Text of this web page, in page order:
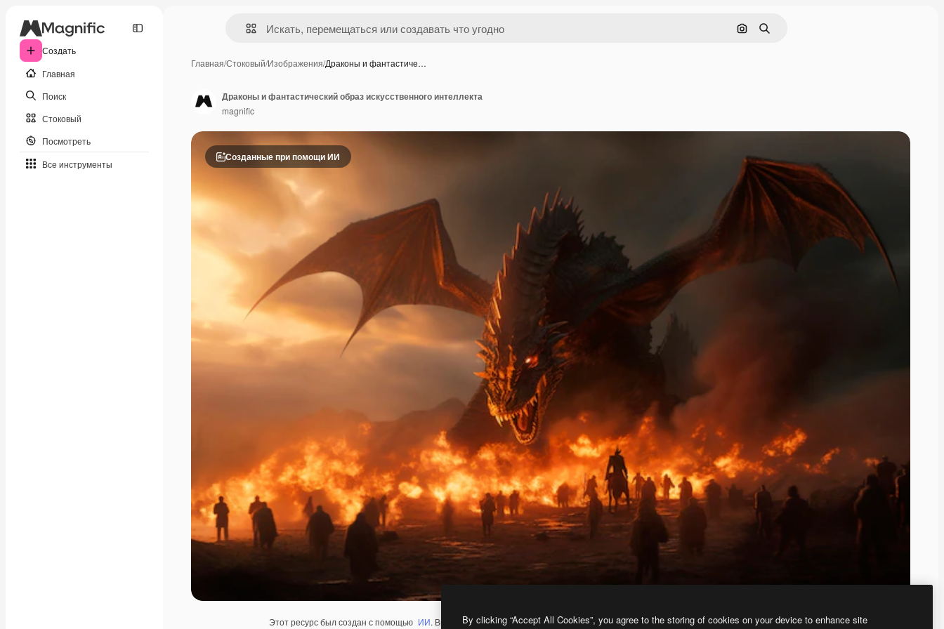
Создать
Главная
Поиск
Стоковый
Посмотреть
Все инструменты
Поиск по изображению
Поиск
Главная/Стоковый/Изображения/Драконы и фантастиче…
Созданные при помощи ИИ
Этот ресурс был создан с помощью ИИ. Вы можете создать свой собственный с помощью нашего генератора изображений на основе ИИ.
Драконы и фантастический образ искусственного интеллекта
magnific
By clicking “Accept All Cookies”, you agree to the storing of cookies on your device to enhance site